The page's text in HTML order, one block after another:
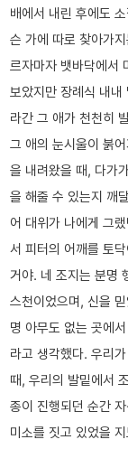
배에서 내린 후에도
슨 가에 따로 찾아가
르자마자 뱃바닥에서
보았지만 장례식 내
라간 그 애가 천천히
그 애의 눈시울이 붉
을 내려왔을 때, 다가
을 해줄 수 있는지 깨
어 대위가 나에게 그
서 피터의 어깨를 토
거야. 네 조지는 분명
스천이었으며, 신을
명 아무도 없는 곳에
라고 생각했다. 우리
때, 우리의 발밑에서
종이 진행되던 순간
미소를 짓고 있었을